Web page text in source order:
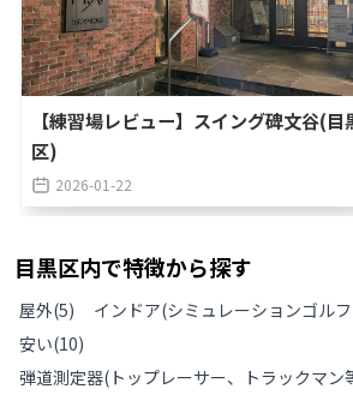
【練習場レビュー】スイング碑文谷(目
区)
2026-01-22
目黒区内で特徴から探す
屋外(5) インドア(シミュレーションゴル
安い(10)
弾道測定器(トップレーサー、トラックマン